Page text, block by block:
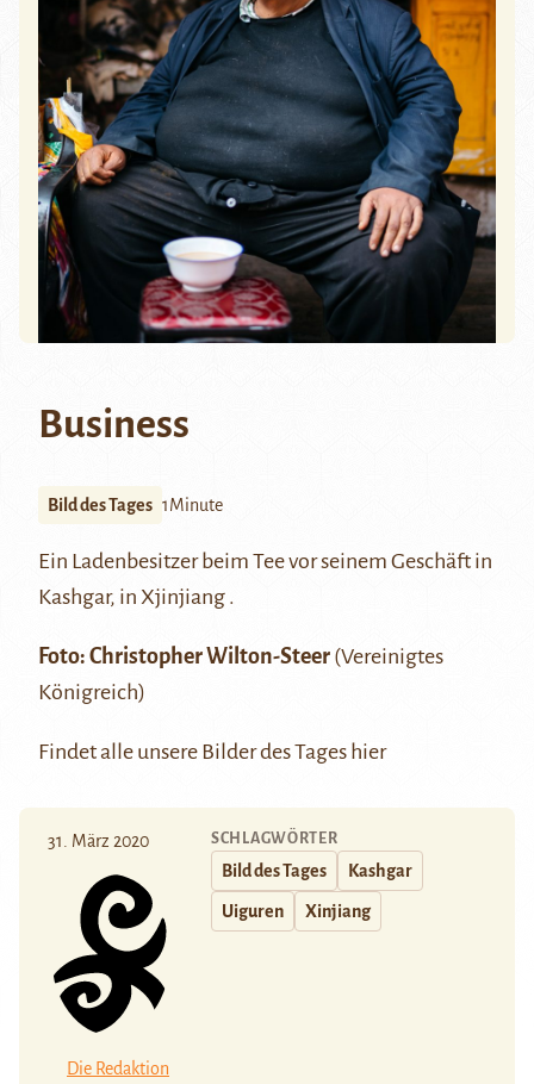
Business
Bild des Tages 1Minute
Ein Ladenbesitzer beim Tee vor seinem Geschäft in
Kashgar, in Xjinjiang .
Foto: Christopher Wilton-Steer (Vereinigtes
Königreich)
Findet alle unsere Bilder des Tages hier
31. März 2020
Die Redaktion
SCHLAGWÖRTER
Bild des Tages Kashgar
Uiguren Xinjiang